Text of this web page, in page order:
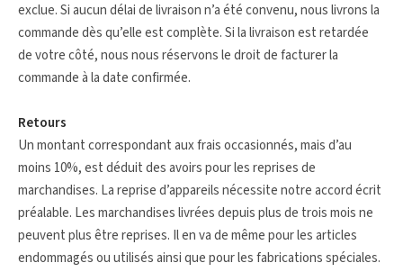
exclue. Si aucun délai de livraison n’a été convenu, nous livrons la
commande dès qu’elle est complète. Si la livraison est retardée
de votre côté, nous nous réservons le droit de facturer la
commande à la date confirmée.
Retours
Un montant correspondant aux frais occasionnés, mais d’au
moins 10%, est déduit des avoirs pour les reprises de
marchandises. La reprise d’appareils nécessite notre accord écrit
préalable. Les marchandises livrées depuis plus de trois mois ne
peuvent plus être reprises. Il en va de même pour les articles
endommagés ou utilisés ainsi que pour les fabrications spéciales.